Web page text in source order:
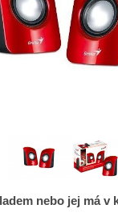
nebo jej má v